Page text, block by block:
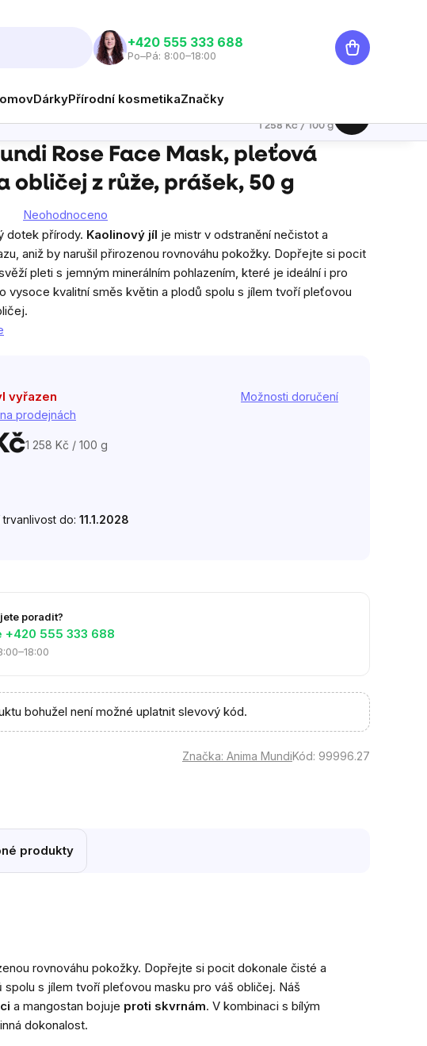
‭+420 555 333 688
Po–Pá: 8:00–18:00
Nákupní
košík
DárkyPřírodní kosmetikaZnačky
prášek, 50 g
Rose Face Mask, pleťová
obličej z růže, prášek, 50 g
Neohodnoceno
dotek přírody. Kaolinový jíl je mistr v odstranění nečistot a
aniž by narušil přirozenou rovnováhu pokožky. Dopřejte si pocit
pleti s jemným minerálním pohlazením, které je ideální i pro
vysoce kvalitní směs květin a plodů spolu s jílem tvoří pleťovou
vyřazen
prodejnách
Možnosti doručení
Měrná
1 258 Kč / 100 g
trvanlivost do: 11.1.2028
poradit?
‭+420 555 333 688
bohužel není možné uplatnit slevový kód.
Značka: Anima MundiKód: 99996.27
produkty
Měrná cena:
1 258 Kč / 100 g
rovnováhu pokožky. Dopřejte si pocit dokonale čisté a
s jílem tvoří pleťovou masku pro váš obličej. Náš
a mangostan bojuje proti skvrnám. V kombinaci s bílým
dokonalost.